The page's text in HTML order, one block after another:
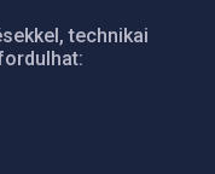
technikai